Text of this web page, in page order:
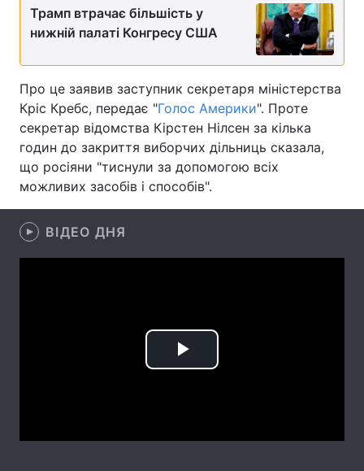
Зброя Інциденти
Цікавинки Погода
Екологія Регіони
Лонгріди
Інтерв'ю
Трамп втрачає більшість у
нижній палаті Конгресу США
Про це заявив заступник секретаря міністерства
Кріс Кребс, передає "Голос Америки". Проте
секретар відомства Кірстен Нілсен за кілька
годин до закриття виборчих дільниць сказала,
що росіяни "тиснули за допомогою всіх
можливих засобів і способів".
ВІДЕО ДНЯ
Play